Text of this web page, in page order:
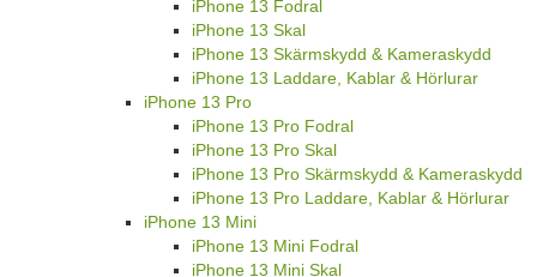
iPhone 13 Fodral
iPhone 13 Skal
iPhone 13 Skärmskydd & Kameraskydd
iPhone 13 Laddare, Kablar & Hörlurar
iPhone 13 Pro
iPhone 13 Pro Fodral
iPhone 13 Pro Skal
iPhone 13 Pro Skärmskydd & Kameraskydd
iPhone 13 Pro Laddare, Kablar & Hörlurar
iPhone 13 Mini
iPhone 13 Mini Fodral
iPhone 13 Mini Skal